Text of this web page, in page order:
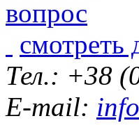
смотреть
Тел.: +38
E-mail: